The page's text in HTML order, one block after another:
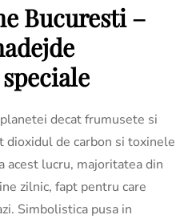
Bucuresti –
decat frumusete si
de carbon si toxinele
acest lucru, majoritatea din
zilnic, fapt pentru care
Simbolistica pusa in